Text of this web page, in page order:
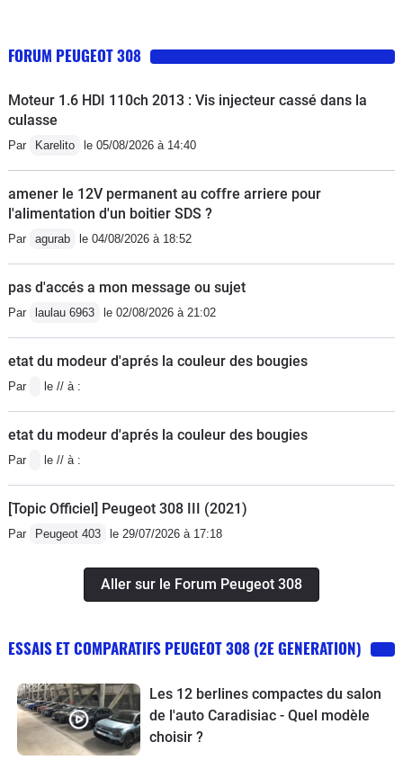
FORUM PEUGEOT 308
Moteur 1.6 HDI 110ch 2013 : Vis injecteur cassé dans la
culasse
Par Karelito le 05/08/2026 à 14:40
amener le 12V permanent au coffre arriere pour
l'alimentation d'un boitier SDS ?
Par agurab le 04/08/2026 à 18:52
pas d'accés a mon message ou sujet
Par laulau 6963 le 02/08/2026 à 21:02
etat du modeur d'aprés la couleur des bougies
Par le // à :
etat du modeur d'aprés la couleur des bougies
Par le // à :
[Topic Officiel] Peugeot 308 III (2021)
Par Peugeot 403 le 29/07/2026 à 17:18
Aller sur le Forum Peugeot 308
ESSAIS ET COMPARATIFS PEUGEOT 308 (2E GENERATION)
Les 12 berlines compactes du salon
de l'auto Caradisiac - Quel modèle
choisir ?